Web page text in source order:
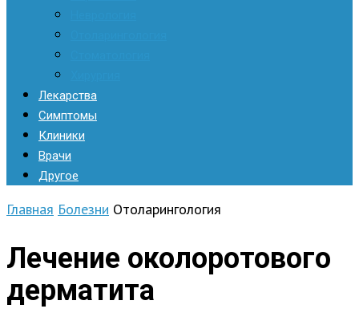
Лекарства
Симптомы
Клиники
Врачи
Другое
Главная Болезни Отоларингология
Лечение околоротового
дерматита